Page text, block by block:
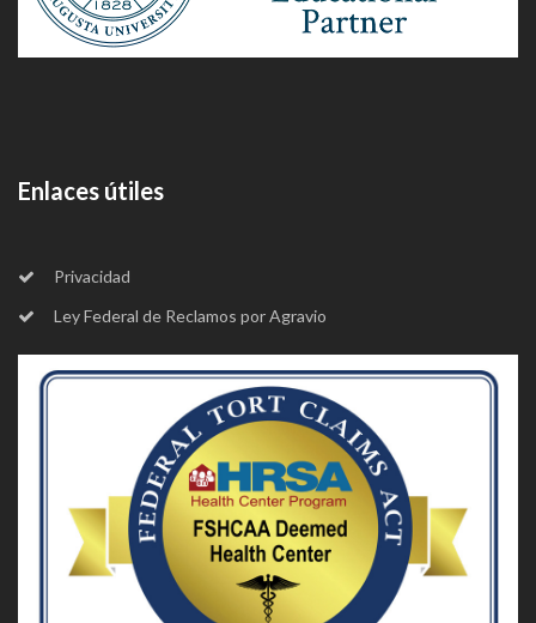
Enlaces útiles
Privacidad
Ley Federal de Reclamos por Agravio